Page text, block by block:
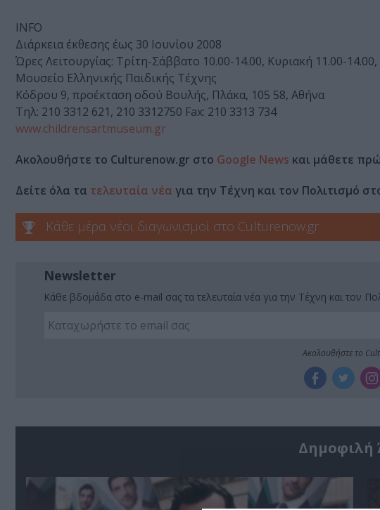
INFO
Διάρκεια έκθεσης έως 30 Ιουνίου 2008
Ώρες Λειτουργίας: Tρίτη-Σάββατο 10.00-14.00, Kυριακή 11.00-
Μουσείο Ελληνικής Παιδικής Τέχνης
Kόδρου 9, προέκταση οδού Bουλής, Πλάκα, 105 58, Aθήνα
Tηλ: 210 3312 621, 210 3312750 Fax: 210 3313 734
www.childrensartmuseum.gr
Ακολουθήστε το Culturenow.gr στο Google News και μάθετε
Δείτε όλα τα τελευταία νέα για την Τέχνη και τον Πολιτισμό
Κάθε μέρα νέοι διαγωνισμοί στο Culturenow.gr
Newsletter
Κάθε βδομάδα στο e-mail σας τα τελευταία νέα για την Τέχνη και τον
Ακολουθήστε το
Δημοφιλή